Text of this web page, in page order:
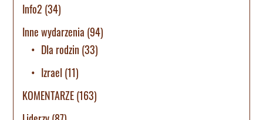
Info2 (34)
Inne wydarzenia (94)
Dla rodzin (33)
Izrael (11)
KOMENTARZE(163)